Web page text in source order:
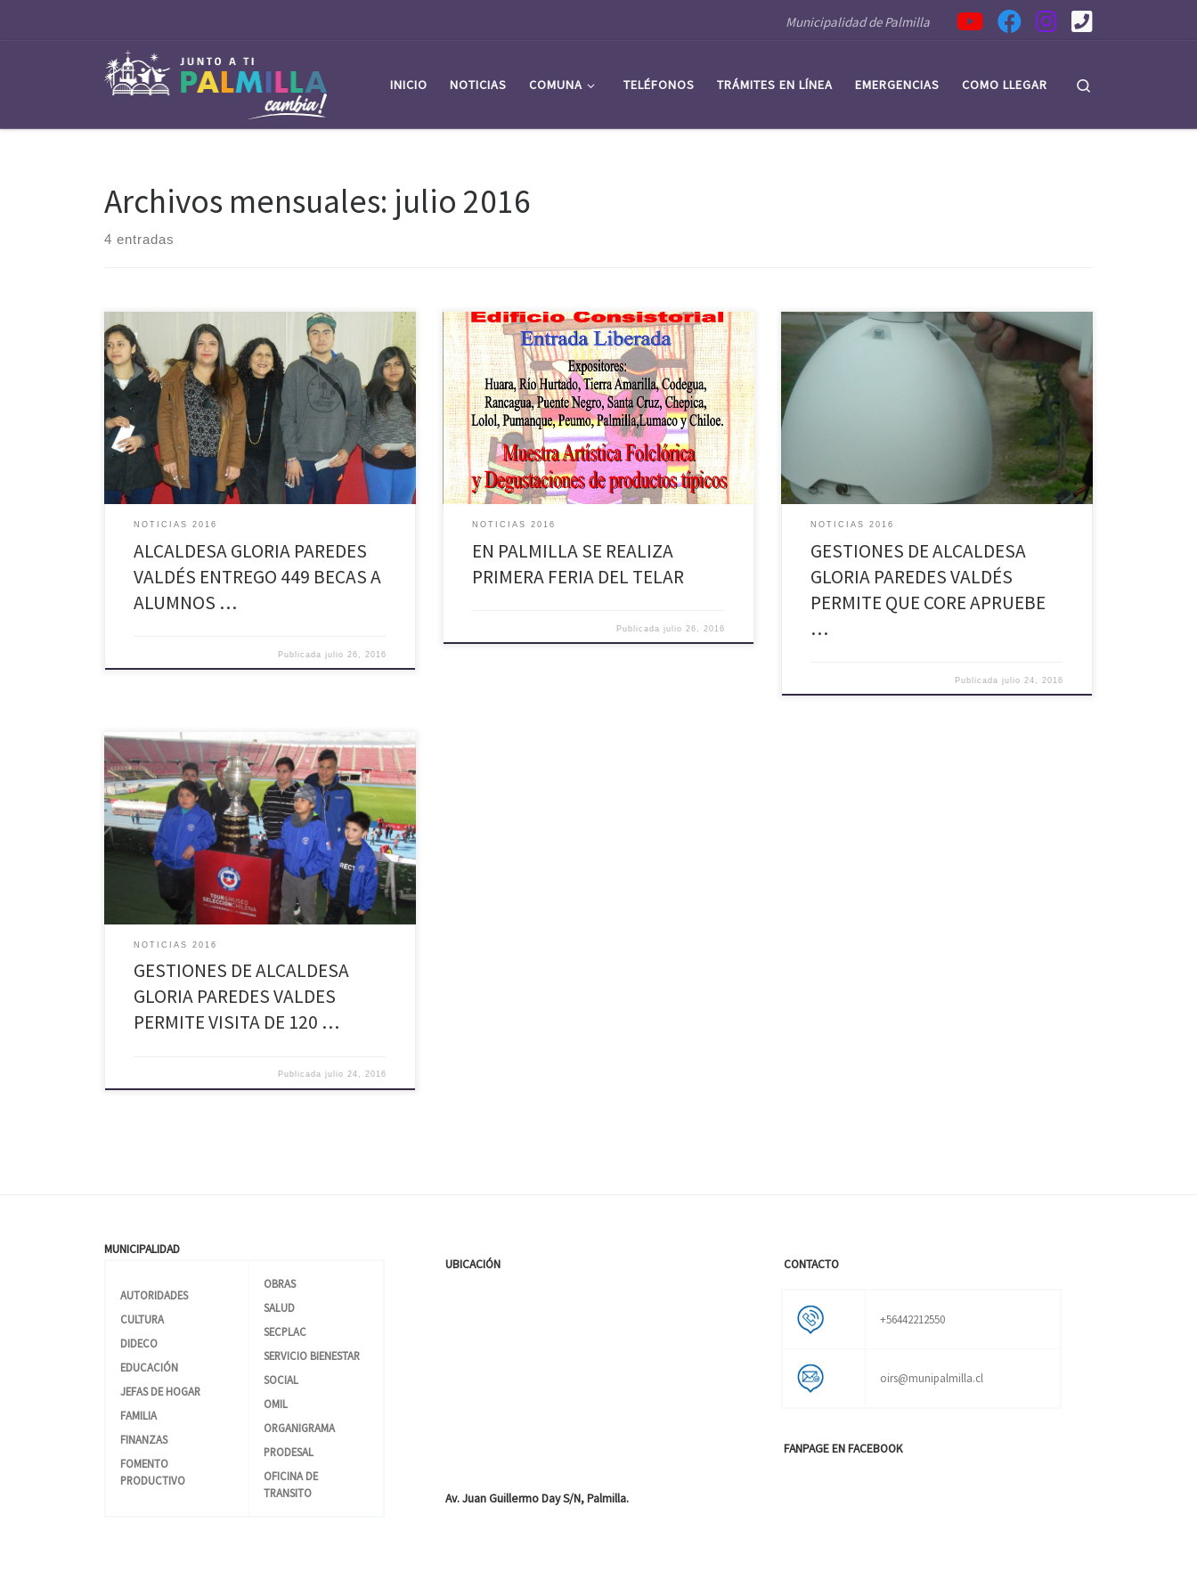
Municipalidad de Palmilla
INICIO NOTICIAS COMUNA TELÉFONOS TRÁMITES EN LÍNEA EMERGENCIAS COMO LLEGAR
Archivos mensuales: julio 2016
4 entradas
La alcaldesa Gloria Paredes Valdés, entregó 449 becas
a estudiantes de enseñanza superior de la comuna,
en una emotiva ceremonia realizada en el gimnasio
municipal, en la que se encontraban presentes altas
autoridades provinciales, Concejales, jóvenes
beneficiados y sus padres. Las becas entregadas en
esta oportunidad, se distribuyeron de la […]
NOTICIAS 2016
ALCALDESA GLORIA PAREDES
VALDÉS ENTREGO 449 BECAS A
ALUMNOS …
Publicada julio 26, 2016
En dependencias del municipio de Palmilla, se
realizará la primera Feria del Telar en la que se busca
rescatar y dar promoción a las artesanías hechas en
lana. La muestra se efectuará desde el jueves 28 al
sábado 30 de julio y contará con la presencia de
artesanas de Huara […]
NOTICIAS 2016
EN PALMILLA SE REALIZA
PRIMERA FERIA DEL TELAR
Publicada julio 26, 2016
Tras intensas gestiones realizadas por la alcaldesa
Gloria Paredes Valdés, el Consejo Regional O’Higgins
aprobó mediante el Programa 2% de Seguridad
Pública el proyecto de reposición de Cámaras de
Seguridad en San José del Carmen de El Huique en
una primera etapa. Según lo indicara la máxima
NOTICIAS 2016
GESTIONES DE ALCALDESA
GLORIA PAREDES VALDÉS
PERMITE QUE CORE APRUEBE
…
Publicada julio 24, 2016
La alcaldesa Gloria Paredes Valdés, gestionó la visita
de 120 niños pertenecientes a las escuelas de fútbol
de Palmilla, para que visitaran el Museo de la
Selección Chilena de Fútbol que se exhibe en el
Estadio Nacional y el Museo histórico de Colo Colo en
el Estadio Monumental. En la […]
NOTICIAS 2016
GESTIONES DE ALCALDESA
GLORIA PAREDES VALDES
PERMITE VISITA DE 120 …
Publicada julio 24, 2016
MUNICIPALIDAD
AUTORIDADES
CULTURA
DIDECO
EDUCACIÓN
JEFAS DE HOGAR
FAMILIA
FINANZAS
FOMENTO
PRODUCTIVO
OBRAS
SALUD
SECPLAC
SERVICIO BIENESTAR
SOCIAL
OMIL
ORGANIGRAMA
PRODESAL
OFICINA DE
TRANSITO
UBICACIÓN
Av. Juan Guillermo Day S/N, Palmilla.
CONTACTO
+56442212550
oirs@munipalmilla.cl
FANPAGE EN FACEBOOK